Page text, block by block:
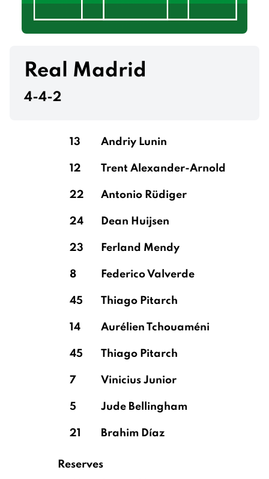
Real Madrid
4-4-2
13 Andriy Lunin
12 Trent Alexander-Arnold
22 Antonio Rüdiger
24 Dean Huijsen
23 Ferland Mendy
8 Federico Valverde
45 Thiago Pitarch
14 Aurélien Tchouaméni
45 Thiago Pitarch
7 Vinicius Junior
5 Jude Bellingham
21 Brahim Díaz
Reserves